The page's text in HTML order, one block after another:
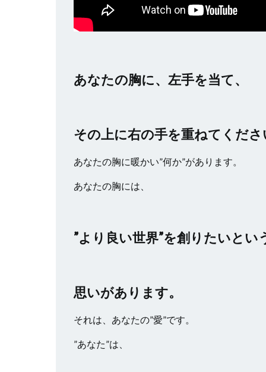
あなたの胸に、左手を当て、
その上に右の手を重ねてくださ
あなたの胸に暖かい”何か”があります。
あなたの胸には、
”より良い世界”を創りたいとい
思いがあります。
それは、あなたの”愛”です。
”あなた”は、